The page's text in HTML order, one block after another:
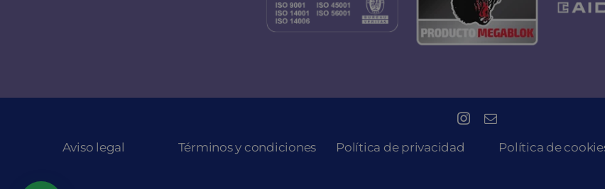
Aviso legal Términos y condiciones Política de privacidad Política de